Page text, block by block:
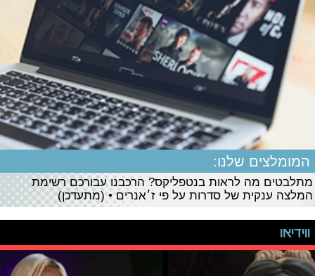
המומלצים שלנו:
מתלבטים מה לראות בנטפליקס? הרכבנו עבורכם רשימת
המלצה ענקית של סדרות על פי ז׳אנרים • (מתעדכן)
ווידיאו